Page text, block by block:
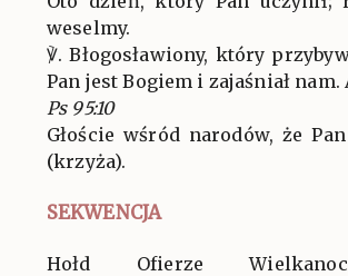
weselmy.
℣. Błogosławiony, który
Pan jest Bogiem i zajaśniał
Ps 95:10
Głoście wśród narodów, że
(krzyża).
SEKWENCJA
Hołd Ofierze